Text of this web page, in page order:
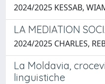
2024/2025 KESSAB,
LA MEDIATION
2024/2025 CHARLES,
La Moldavia,
linguistiche